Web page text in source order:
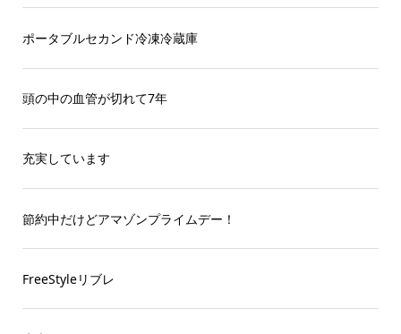
ポータブルセカンド冷凍冷蔵庫
頭の中の血管が切れて7年
充実しています
節約中だけどアマゾンプライムデー！
FreeStyleリブレ